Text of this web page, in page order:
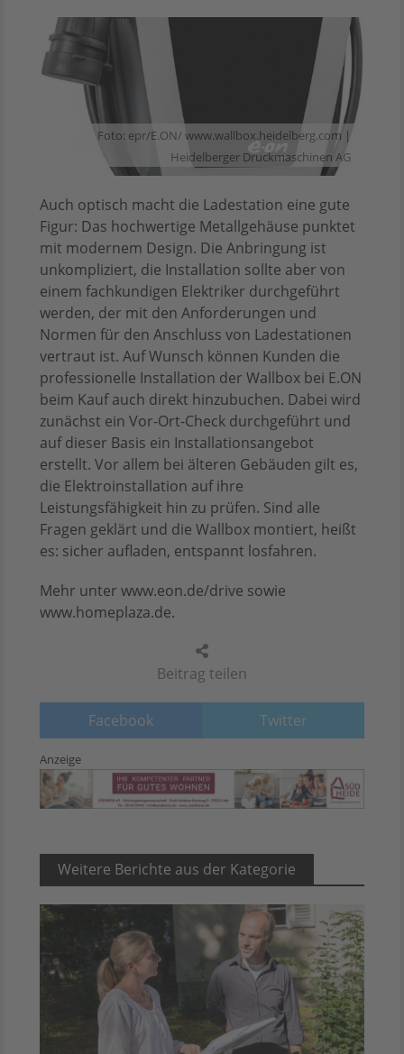
Beitrag teilen
Facebook Twitter
Foto: epr/E.ON/ www.wallbox.heidelberg.com |
Heidelberger Druckmaschinen AG
Auch optisch macht die Ladestation eine gute
Figur: Das hochwertige Metallgehäuse punktet
mit modernem Design. Die Anbringung ist
unkompliziert, die Installation sollte aber von
einem fachkundigen Elektriker durchgeführt
werden, der mit den Anforderungen und
Normen für den Anschluss von Ladestationen
vertraut ist. Auf Wunsch können Kunden die
professionelle Installation der Wallbox bei E.ON
beim Kauf auch direkt hinzubuchen. Dabei wird
zunächst ein Vor-Ort-Check durchgeführt und
auf dieser Basis ein Installationsangebot
erstellt. Vor allem bei älteren Gebäuden gilt es,
die Elektroinstallation auf ihre
Leistungsfähigkeit hin zu prüfen. Sind alle
Fragen geklärt und die Wallbox montiert, heißt
es: sicher aufladen, entspannt losfahren.
Mehr unter www.eon.de/drive sowie
www.homeplaza.de.
Anzeige
Weitere Berichte aus der Kategorie